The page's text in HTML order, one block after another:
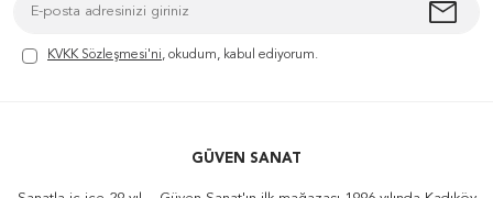
KVKK Sözleşmesi'ni, okudum, kabul ediyorum.
GÜVEN SANAT